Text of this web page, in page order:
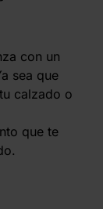
con un
sea que
calzado o
que te